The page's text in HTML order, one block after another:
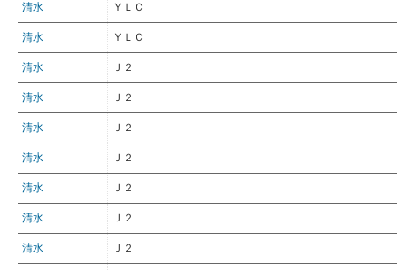
清水 ＹＬＣ
清水 ＹＬＣ
清水 Ｊ２
清水 Ｊ２
清水 Ｊ２
清水 Ｊ２
清水 Ｊ２
清水 Ｊ２
清水 Ｊ２